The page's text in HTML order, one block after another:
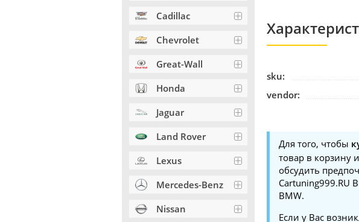
sku:
vendor:
Для того, чтобы
товар в корзину
обсудить
Cartuning999.RU
BMW.
Если у Вас
Cadillac
Chevrolet
Great-Wall
Honda
Jaguar
Land Rover
Lexus
Mercedes-Benz
Nissan